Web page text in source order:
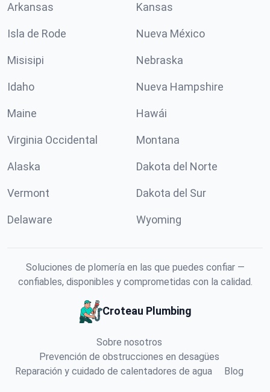
Arkansas Kansas
Isla de Rode Nueva México
Misisipi Nebraska
Idaho Nueva Hampshire
Maine Hawái
Virginia Occidental Montana
Alaska Dakota del Norte
Vermont Dakota del Sur
Delaware Wyoming
Soluciones de plomería en las que puedes confiar —
confiables, disponibles y comprometidas con la calidad.
Croteau Plumbing
Sobre nosotros
Prevención de obstrucciones en desagües
Reparación y cuidado de calentadores de agua
Blog